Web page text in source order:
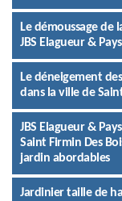
Le démoussage de
JBS Elagueur &
Le déneigement
dans la ville de
JBS Elagueur &
Saint Firmin Des
jardin abordables
Jardinier taille de